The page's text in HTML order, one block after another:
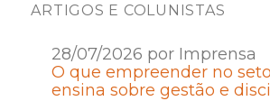
ARTIGOS E COLUNISTAS
28/07/2026 por Imprensa
O que empreender no
ensina sobre gestão e